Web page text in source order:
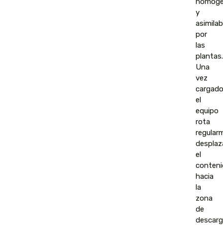
y
por
las
plantas.
Una
vez
el
equipo
rota
el
hacia
la
zona
de